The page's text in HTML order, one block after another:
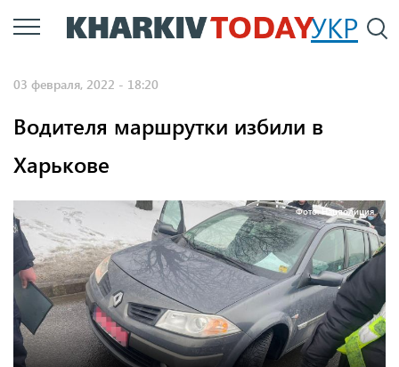
Перейти
к
УКР
03 февраля, 2022 - 18:20
Водителя маршрутки избили в
Харькове
Фото: Нацполиция